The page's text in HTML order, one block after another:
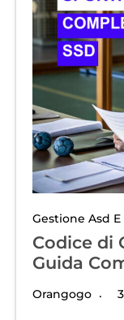
Gestione Asd E
Codice di
Guida
Orangogo